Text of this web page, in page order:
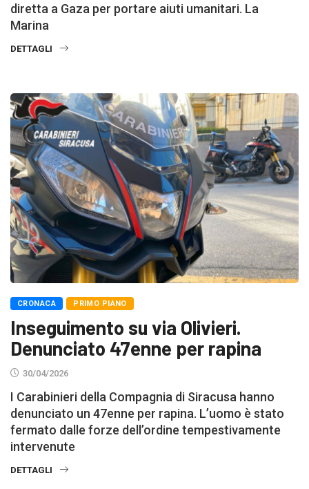
diretta a Gaza per portare aiuti umanitari. La
Marina
DETTAGLI
CRONACA PRIMO PIANO
Inseguimento su via Olivieri.
Denunciato 47enne per rapina
30/04/2026
I Carabinieri della Compagnia di Siracusa hanno
denunciato un 47enne per rapina. L’uomo è stato
fermato dalle forze dell’ordine tempestivamente
intervenute
DETTAGLI